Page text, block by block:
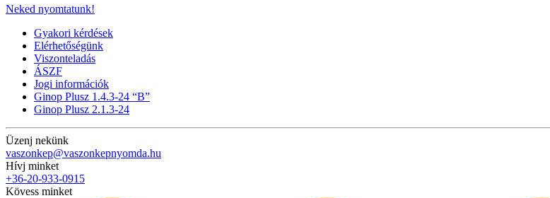
Neked nyomtatunk!
Gyakori kérdések
Elérhetőségünk
Viszonteladás
ÁSZF
Jogi információk
Ginop Plusz 1.4.3-24 “B”
Ginop Plusz 2.1.3-24
Üzenj nekünk
vaszonkep@vaszonkepnyomda.hu
Hívj minket
+36-20-933-0915
Kövess minket